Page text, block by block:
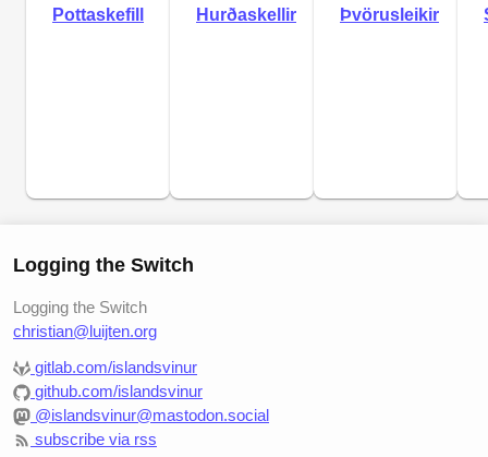
Pottaskefill
Hurðaskellir
Þvörusleikir
Logging the Switch
Logging the Switch
christian@luijten.org
gitlab.com/islandsvinur
github.com/islandsvinur
@islandsvinur@mastodon.social
subscribe via rss